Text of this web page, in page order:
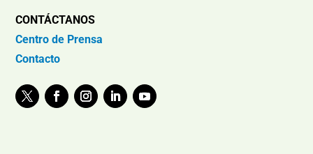
CONTÁCTANOS
Centro de Prensa
Contacto